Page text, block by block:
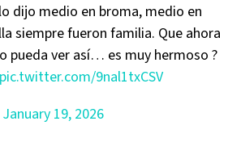
dijo medio en broma, medio en
siempre fueron familia. Que ahora
pueda ver así… es muy hermoso ?
pic.twitter.com/9nal1txCSV
January 19, 2026